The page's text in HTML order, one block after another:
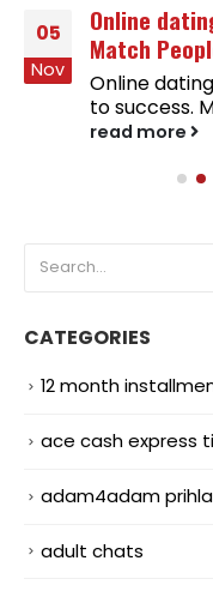
05
Nov
Online
Match
Online
to success.
read more
CATEGORIES
12 month
ace cash express
adam4adam
adult chats